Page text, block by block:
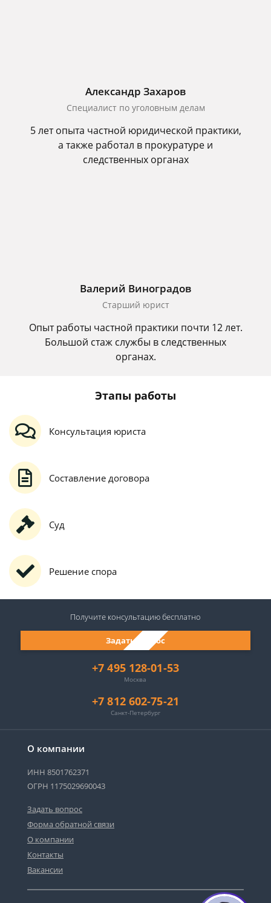
Александр Захаров
Специалист по уголовным делам
5 лет опыта частной юридической практики,
а также работал в прокуратуре и
следственных органах
Валерий Виноградов
Старший юрист
Опыт работы частной практики почти 12 лет.
Большой стаж службы в следственных
органах.
Этапы работы
Консультация юриста
Составление договора
Суд
Решение спора
О компании
ИНН 8501762371
ОГРН 1175029690043
Задать вопрос
Форма обратной связи
О компании
Контакты
Вакансии
+7 495 128-01-53
Москва
+7 812 602-75-21
Санкт-Петербург
Задать вопрос
Получите консультациюбесплатно